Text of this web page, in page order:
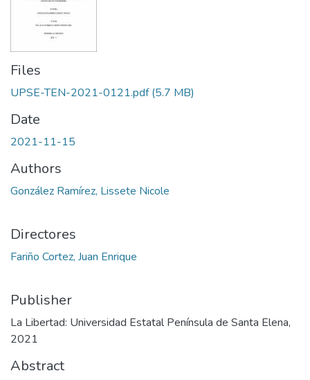
Files
UPSE-TEN-2021-0121.pdf(5.7 MB)
Date
2021-11-15
Authors
González Ramírez, Lissete Nicole
Directores
Fariño Cortez, Juan Enrique
Publisher
La Libertad: Universidad Estatal Península de Santa Elena,
2021
Abstract